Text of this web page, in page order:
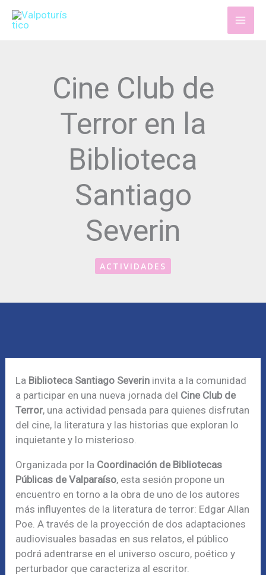
Cine Club de
Terror en la
Biblioteca
Santiago
Severin
ACTIVIDADES
La Biblioteca Santiago Severin invita a la comunidad
a participar en una nueva jornada del Cine Club de
Terror, una actividad pensada para quienes disfrutan
del cine, la literatura y las historias que exploran lo
inquietante y lo misterioso.
Organizada por la Coordinación de Bibliotecas
Públicas de Valparaíso, esta sesión propone un
encuentro en torno a la obra de uno de los autores
más influyentes de la literatura de terror: Edgar Allan
Poe. A través de la proyección de dos adaptaciones
audiovisuales basadas en sus relatos, el público
podrá adentrarse en el universo oscuro, poético y
perturbador que caracteriza al escritor.